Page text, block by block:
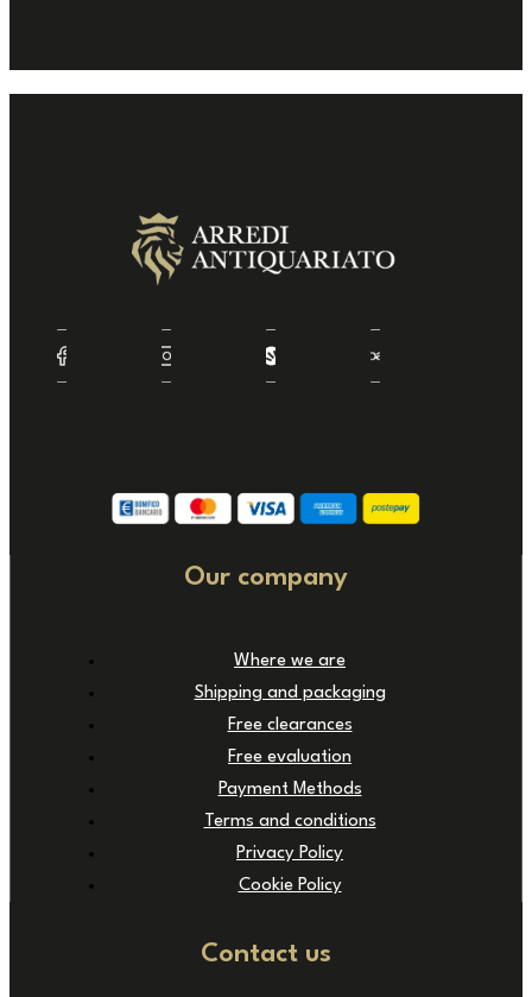
Our company
Where we are
Shipping and packaging
Free clearances
Free evaluation
Payment Methods
Terms and conditions
Privacy Policy
Cookie Policy
Contact us